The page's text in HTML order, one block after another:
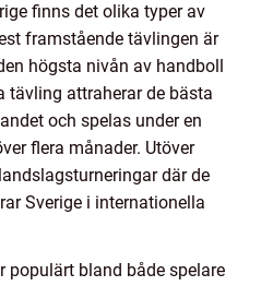
finns det olika typer av
framstående tävlingen är
högsta nivån av handboll
tävling attraherar de bästa
och spelas under en
flera månader. Utöver
där de
Sverige i internationella
populärt bland både spelare